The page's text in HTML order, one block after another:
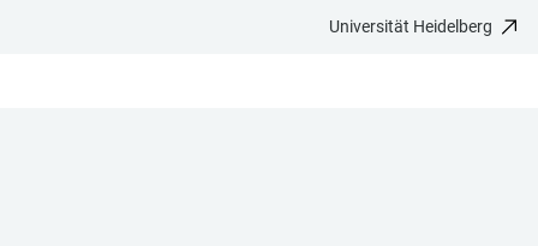
Universität Heidelberg